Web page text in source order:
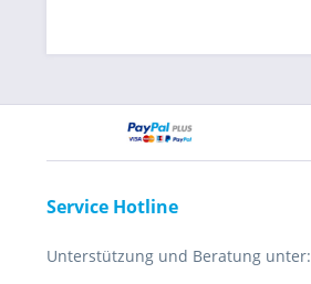
Service Hotline
Unterstützung und Beratung unter: